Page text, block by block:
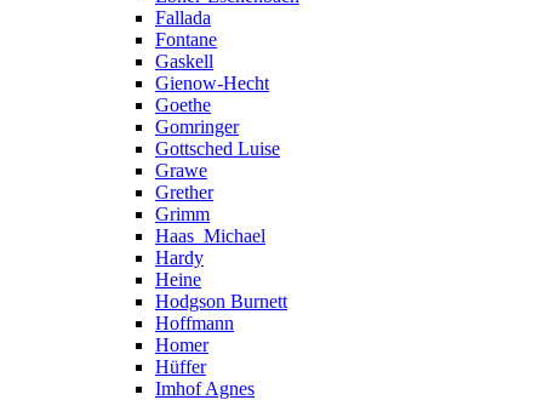
Fallada
Fontane
Gaskell
Gienow-Hecht
Goethe
Gomringer
Gottsched Luise
Grawe
Grether
Grimm
Haas_Michael
Hardy
Heine
Hodgson Burnett
Hoffmann
Homer
Hüffer
Imhof Agnes